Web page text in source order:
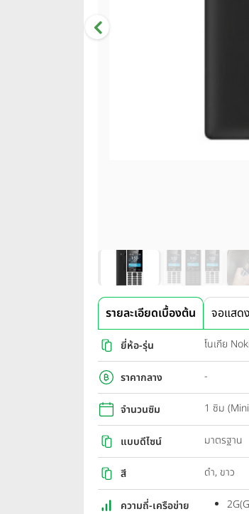
รายละเอียดเบื้องต้น จอแสด
ยี่ห้อ-รุ่น โนเกีย
ราคากลาง -
จำนวนซิม 1 ซิม
แบบดีไซน์ มาตรฐาน
สี ดำ, ขาว
ความถี่-เครือข่าย